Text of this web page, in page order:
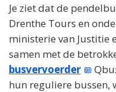
Je ziet dat de
Drenthe Tours en
ministerie van Justitie
samen met de
busvervoerder
hun reguliere bussen,